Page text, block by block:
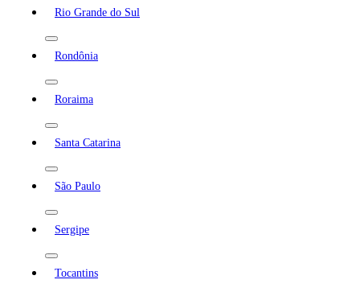
Rio Grande do Sul
Rondônia
Roraima
Santa Catarina
São Paulo
Sergipe
Tocantins